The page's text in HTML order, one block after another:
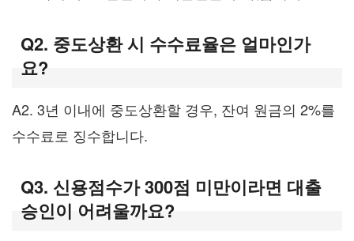
Q2. 중도상환 시 수수료율은 얼마인가
요?
A2. 3년 이내에 중도상환할 경우, 잔여 원금의 2%를
수수료로 징수합니다.
Q3. 신용점수가 300점 미만이라면 대출
승인이 어려울까요?